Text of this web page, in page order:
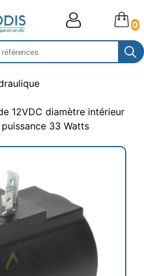
0
12VDC diamètre intérieur
33 Watts